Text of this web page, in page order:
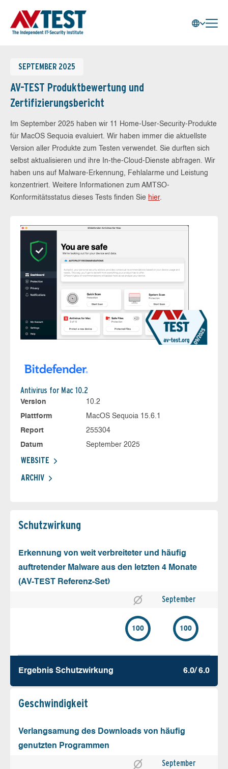
SEPTEMBER 2025
AV-TEST Produktbewertung und
Zertifizierungsbericht
Im September 2025 haben wir 11 Home-User-Security-Produkte
für MacOS Sequoia evaluiert. Wir haben immer die aktuellste
Version aller Produkte zum Testen verwendet. Sie durften sich
selbst aktualisieren und ihre In-the-Cloud-Dienste abfragen. Wir
haben uns auf Malware-Erkennung, Fehlalarme und Leistung
konzentriert. Weitere Informationen zum AMTSO-
Konformitätsstatus dieses Tests finden Sie hier.
Antivirus for Mac 10.2
Version
10.2
Plattform
MacOS Sequoia 15.6.1
Report
255304
Datum
September 2025
WEBSITE
ARCHIV
Schutz­wirkung
Erkennung von weit verbreiteter und häufig
auftretender Malware aus den letzten 4 Monate
(AV-TEST Referenz-Set)
September
100 100
Ergebnis Schutz­wirkung 6.0/ 6.0
Geschw­indigkeit
Verlangsamung des Downloads von häufig
genutzten Programmen
September